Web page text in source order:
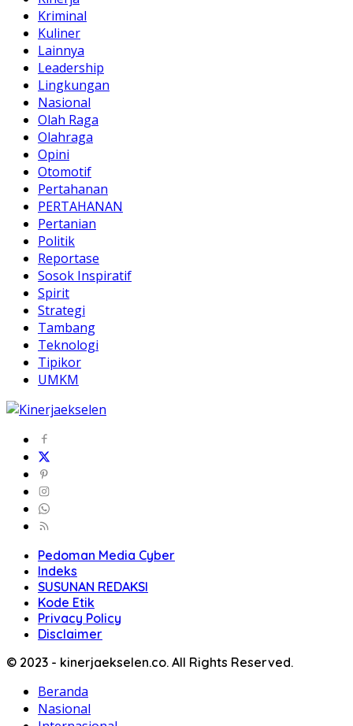
Kriminal
Kuliner
Lainnya
Leadership
Lingkungan
Nasional
Olah Raga
Olahraga
Opini
Otomotif
Pertahanan
PERTAHANAN
Pertanian
Politik
Reportase
Sosok Inspiratif
Spirit
Strategi
Tambang
Teknologi
Tipikor
UMKM
Pedoman Media Cyber
Indeks
SUSUNAN REDAKSI
Kode Etik
Privacy Policy
Disclaimer
© 2023 - kinerjaekselen.co. All Rights Reserved.
Beranda
Nasional